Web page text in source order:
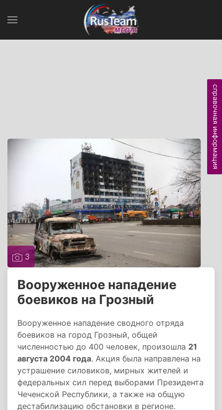
3
Вооруженное нападение
боевиков на Грозный
Вооруженное нападение сводного отряда
боевиков на город Грозный, общей
численностью до 400 человек, произошла 21
августа 2004 года. Акция была направлена на
устрашение силовиков, мирных жителей и
федеральных сил перед выборами Президента
Чеченской Республики, а также на общую
дестабилизацию обстановки в регионе.
справочная информация